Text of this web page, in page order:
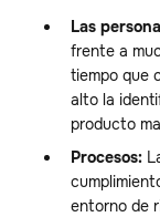
Las
frente a
tiempo que
alto la
producto
Procesos:
entorno de